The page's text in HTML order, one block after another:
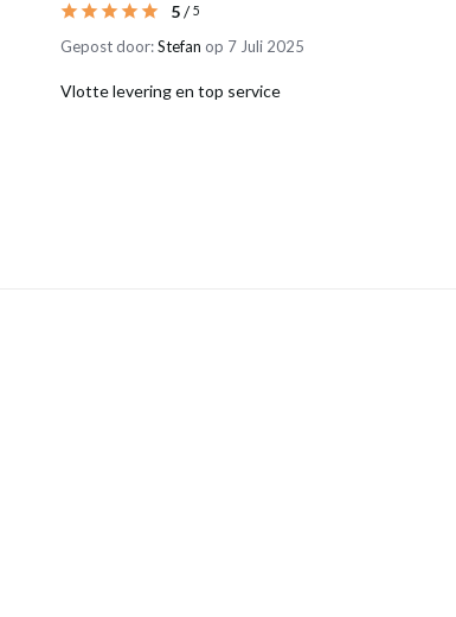
5/5
Gepost door:Stefan op 7 Juli 2025
Vlotte levering en top service